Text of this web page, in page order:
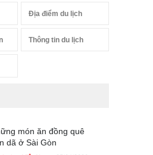
Địa điểm du lịch
Thông tin du lịch
món ăn đồng quê
dã ở Sài Gòn